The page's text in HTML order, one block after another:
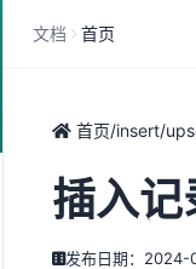
文档 首页
首页/insert/
插入
发布日期：2024-